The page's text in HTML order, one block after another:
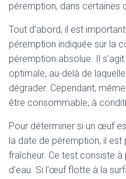
péremption, dans certaines
Tout d’abord, il est
péremption indiquée sur la
péremption absolue. Il
optimale, au-delà de
dégrader. Cependant,
être consommable, à
Pour déterminer si un œuf
la date de péremption, il
fraîcheur. Ce test consiste
d’eau. Si l’œuf flotte à la